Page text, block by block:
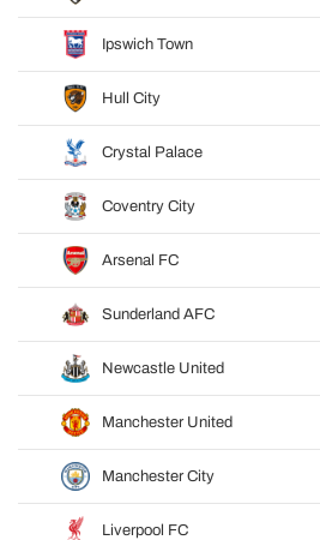
Ipswich Town
Hull City
Crystal Palace
Coventry City
Arsenal FC
Sunderland AFC
Newcastle United
Manchester United
Manchester City
Liverpool FC